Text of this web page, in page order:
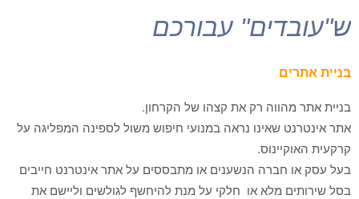
ש"עובדים" עבורכם
בניית אתרים
בניית אתר מהווה רק את קצהו של הקרחון.
אתר אינטרנט שאינו נראה במנועי חיפוש משול לספינה המפליגה על
קרקעית האוקיינוס.
בעל עסק או חברה הנשענים או מתבססים על אתר אינטרנט חייבים
בסל שירותים מלא או חלקי על מנת להיחשף לגולשים וליישם את